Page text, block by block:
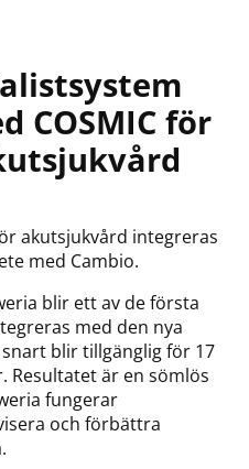
COSMIC för
akutsjukvård integreras
med Cambio.
blir ett av de första
med den nya
blir tillgänglig för 17
Resultatet är en sömlös
fungerar
och förbättra